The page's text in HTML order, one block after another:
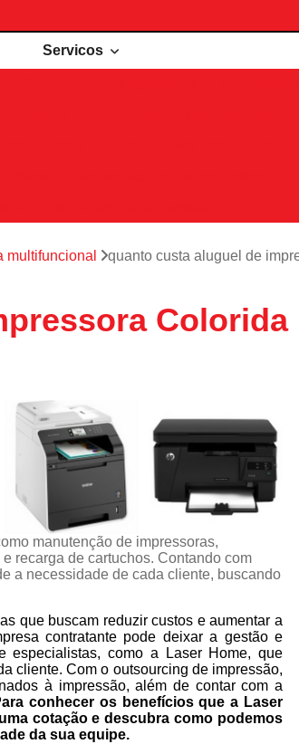
Servicos
multifuncional quanto custa aluguel de
manutenção de impressoras,
recarga de cartuchos. Contando com
a necessidade de cada cliente, buscando
que buscam reduzir custos e aumentar a
contratante pode deixar a gestão e
especialistas, como a Laser Home, que
cliente. Com o outsourcing de impressão,
à impressão, além de contar com a
conhecer os benefícios que a Laser
cotação e descubra como podemos
da sua equipe.